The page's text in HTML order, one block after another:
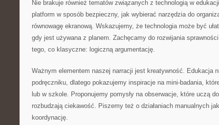
Nie brakuje również tematów związanych z technologią w
platform w sposób bezpieczny, jak wybierać narzędzia do
równowagę ekranową. Wskazujemy, że technologia może być
gdy jest używana z planem. Zachęcamy do rozwijania
tego, co klasyczne: logiczną argumentację.
Ważnym elementem naszej narracji jest kreatywność. Edukacja
podręczniku, dlatego pokazujemy inspiracje na mini-badania,
lub w szkole. Proponujemy pomysły na obserwacje, które uczą
rozbudzają ciekawość. Piszemy też o działaniach manualnych
koordynację.